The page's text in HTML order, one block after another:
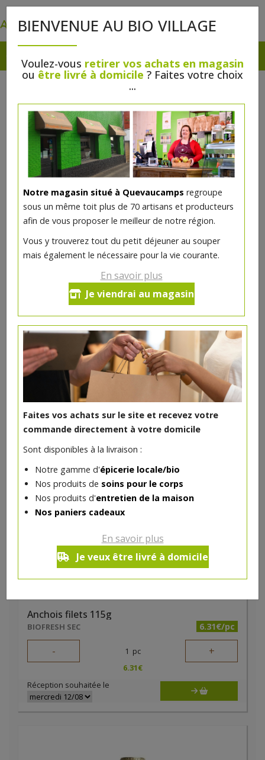
BIENVENUE AU BIO VILLAGE
Voulez-vous retirer vos achats en magasin
ou être livré à domicile ? Faites votre choix
...
Notre magasin situé à Quevaucamps regroupe
sous un même toit plus de 70 artisans et producteurs
afin de vous proposer le meilleur de notre région.
Vous y trouverez tout du petit déjeuner au souper
mais également le nécessaire pour la vie courante.
En savoir plus
Je viendrai au magasin
Faites vos achats sur le site et recevez votre
commande directement à votre domicile
Sont disponibles à la livraison :
Notre gamme d'épicerie locale/bio
Nos produits de soins pour le corps
Nos produits d'entretien de la maison
Nos paniers cadeaux
En savoir plus
Je veux être livré à domicile
Maquereaux filets au naturel
- 1 pc
5.82
Réception souhaitée le
DANS LA MÊME CATÉGORIE ...
Anchois filets 115g
BIOFRESH SEC 6.31€/pc
- 1 pc +
6.31€
Réception souhaitée le